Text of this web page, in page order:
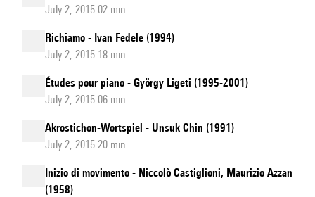
July 2, 2015 02 min
Richiamo - Ivan Fedele (1994)
July 2, 2015 18 min
Études pour piano - György Ligeti (1995-2001)
July 2, 2015 06 min
Akrostichon-Wortspiel - Unsuk Chin (1991)
July 2, 2015 20 min
Inizio di movimento - Niccolò Castiglioni, Maurizio Azzan
(1958)